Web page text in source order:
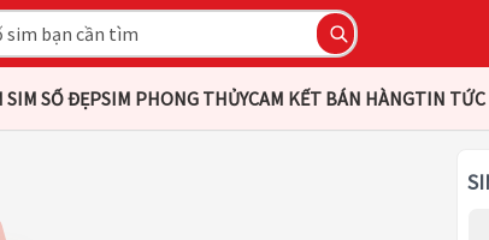
SIM SỐ ĐẸPSIM PHONG THỦYCAM KẾT BÁN HÀNGTIN TỨC